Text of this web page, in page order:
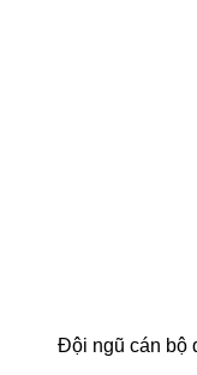
Đội ngũ cán bộ